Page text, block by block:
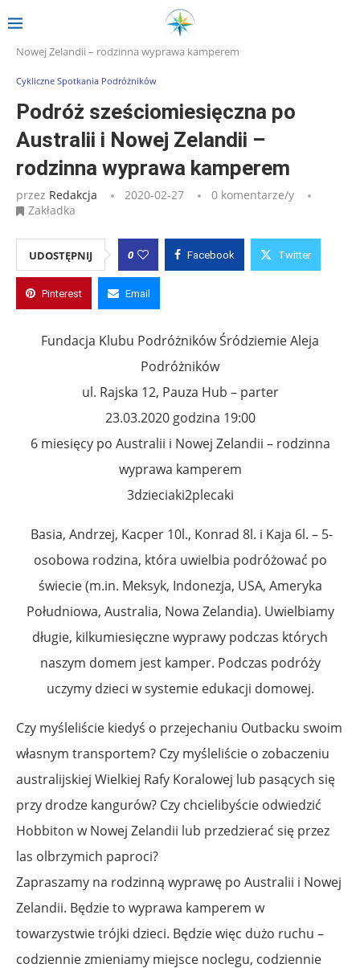
Strona główna
Podróż sześciomiesięczna po Australii i
Nowej Zelandii – rodzinna wyprawa kamperem
Cykliczne Spotkania Podróżników
Podróż sześciomiesięczna po
Australii i Nowej Zelandii –
rodzinna wyprawa kamperem
przez Redakcja 2020-02-27
0 komentarze/y
Zakładka
UDOSTĘPNIJ 0 Facebook Twitter
Pinterest Email
Fundacja Klubu Podróżników Śródziemie Aleja
Podróżników
ul. Rajska 12, Pauza Hub – parter
23.03.2020 godzina 19:00
6 miesięcy po Australii i Nowej Zelandii – rodzinna
wyprawa kamperem
3dzieciaki2plecaki
Basia, Andrzej, Kacper 10l., Konrad 8l. i Kaja 6l. – 5-
osobowa rodzina, która uwielbia podróżować po
świecie (m.in. Meksyk, Indonezja, USA, Ameryka
Południowa, Australia, Nowa Zelandia). Uwielbiamy
długie, kilkumiesięczne wyprawy podczas których
naszym domem jest kamper. Podczas podróży
uczymy dzieci w systemie edukacji domowej.
Czy myśleliście kiedyś o przejechaniu Outbacku swoim
własnym transportem? Czy myśleliście o zobaczeniu
australijskiej Wielkiej Rafy Koralowej lub pasących się
przy drodze kangurów? Czy chcielibyście odwiedzić
Hobbiton w Nowej Zelandii lub przedzierać się przez
las olbrzymich paproci?
Zapraszamy na rodzinną wyprawę po Australii i Nowej
Zelandii. Będzie to wyprawa kamperem w
towarzystwie trójki dzieci. Będzie więc dużo ruchu –
codziennie zmieniamy miejsce noclegu, codziennie